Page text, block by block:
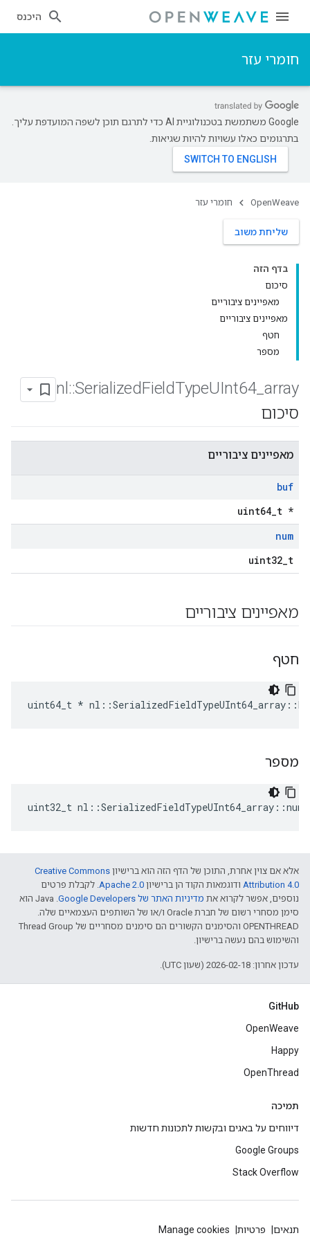
היכנס
חומרי עזר
‫Google משתמשת בטכנולוגיית AI כדי לתרגם תוכן לשפה המועדפת עליך.
בתרגומים כאלו עשויות להיות שגיאות.
OpenWeave חומרי עזר
שליחת משוב
בדף הזה
סיכום
מאפיינים ציבוריים
מאפיינים ציבוריים
חטף
מספר
nl ::SerializedFieldTypeUInt64_array
סיכום
מאפיינים ציבוריים
buf
uint64_t *
num
uint32_t
מאפיינים ציבוריים
חטף
uint64_t *
מספר
uint32_t nl::SerializedFieldTypeUInt64_array::num
אלא אם צוין אחרת, התוכן של הדף הזה הוא ברישיון Creative Commons
Attribution 4.0‏ ודוגמאות הקוד הן ברישיון Apache 2.0‏. לקבלת פרטים
נוספים, אפשר לקרוא את מדיניות האתר של Google Developers‏
.‏ Java הוא
סימן מסחרי רשום של חברת Oracle ו/או של השותפים העצמאיים שלה.
‫OPENTHREAD והסימנים הקשורים הם סימנים מסחריים של Thread Group
והשימוש בהם נעשה ברישיון.
עדכון אחרון: 2026-02-18 (שעון UTC).
GitHub
OpenWeave
Happy
OpenThread
תמיכה
דיווחים על באגים ובקשות לתכונות חדשות
Google Groups
Stack Overflow
תנאים פרטיות Manage cookies